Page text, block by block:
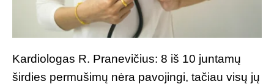
Kardiologas R. Pranevičius: 8 iš 10 juntamų
širdies permušimų nėra pavojingi, tačiau visų jų